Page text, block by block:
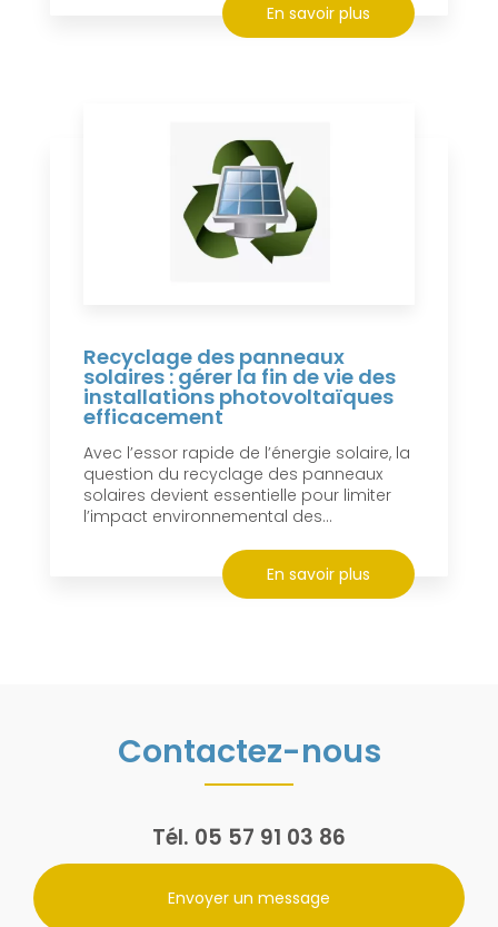
En savoir plus
Recyclage des panneaux
solaires : gérer la fin de vie des
installations photovoltaïques
efficacement
Avec l’essor rapide de l’énergie solaire, la
question du recyclage des panneaux
solaires devient essentielle pour limiter
l’impact environnemental des...
En savoir plus
Contactez-nous
Tél. 05 57 91 03 86
Envoyer un message